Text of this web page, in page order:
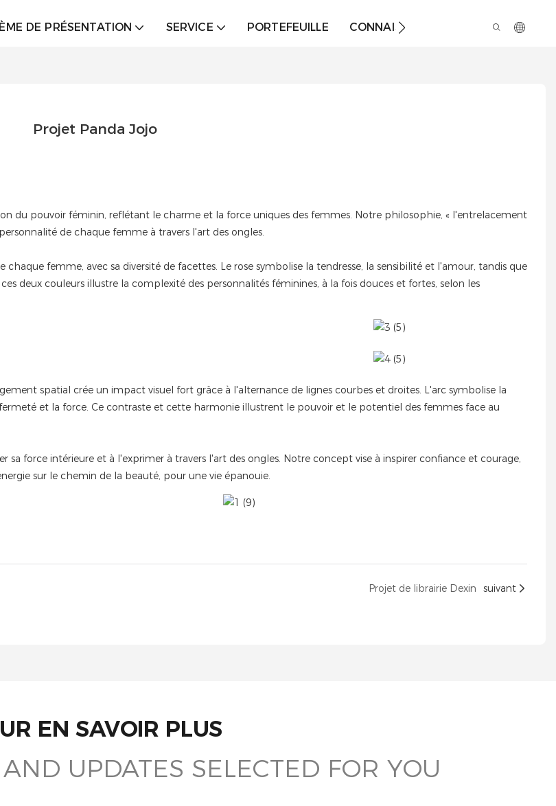
DE PRÉSENTATION SERVICE PORTEFEUILLE CONNAISSANCES À PROPOS DE
Projet Panda Jojo
du pouvoir féminin, reflétant le charme et la force uniques des femmes. Notre philosophie, « l'entrelacement
de chaque femme à travers l'art des ongles.
femme, avec sa diversité de facettes. Le rose symbolise la tendresse, la sensibilité et l'amour, tandis que
deux couleurs illustre la complexité des personnalités féminines, à la fois douces et fortes, selon les
spatial crée un impact visuel fort grâce à l'alternance de lignes courbes et droites. L'arc symbolise la
et la force. Ce contraste et cette harmonie illustrent le pouvoir et le potentiel des femmes face au
force intérieure et à l'exprimer à travers l'art des ongles. Notre concept vise à inspirer confiance et courage,
sur le chemin de la beauté, pour une vie épanouie.
Projet de librairie Dexin suivant
EN SAVOIR PLUS
UPDATES SELECTED FOR YOU